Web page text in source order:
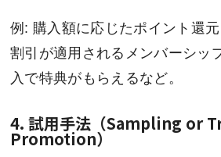
例: 購入額に応じたポイント還
割引が適用されるメンバーシッ
入で特典がもらえるなど。
4. 試用手法（Sampling or
Promotion）